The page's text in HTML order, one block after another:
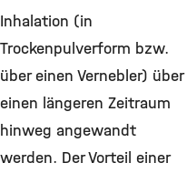
Inhalation (in
Trockenpulverform bzw.
über einen Vernebler) über
einen längeren Zeitraum
hinweg angewandt
werden. Der Vorteil einer